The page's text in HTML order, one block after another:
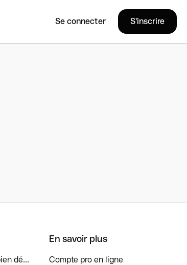
Se connecter S'inscrire
dé...
En savoir plus
Compte pro en ligne